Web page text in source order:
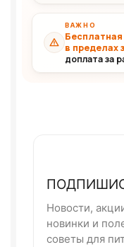
ВАЖНО
в пределах
доплата за
Новости,
новинки и
советы для